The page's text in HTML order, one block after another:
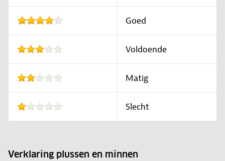
Goed
Voldoende
Matig
Slecht
Verklaring plussen en minnen